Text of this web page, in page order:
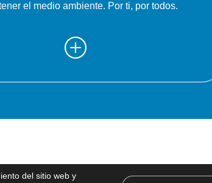
el medio ambiente. Por ti, por todos.
del sitio web y